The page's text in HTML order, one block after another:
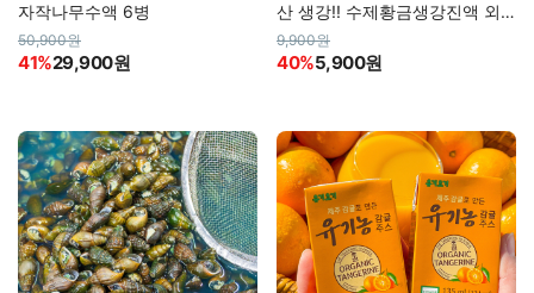
자작나무수액 6병
50,900원
41%29,900원
산 생강!! 수제황금생강진액 외 2
종
9,900원
40%5,900원